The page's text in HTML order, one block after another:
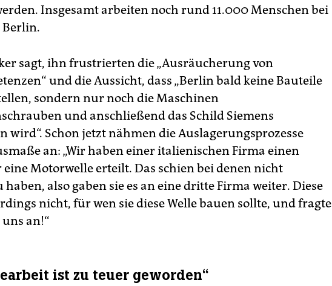
Insgesamt arbeiten noch rund 11.000 Menschen bei
Berlin.
sagt, ihn frustrierten die „Ausräucherung von
und die Aussicht, dass „Berlin bald keine Bauteile
sondern nur noch die Maschinen
und anschließend das Schild Siemens
wird“. Schon jetzt nähmen die Auslagerungsprozesse
an: „Wir haben einer italienischen Firma einen
Motorwelle erteilt. Das schien bei denen nicht
haben, also gaben sie es an eine dritte Firma weiter. Diese
nicht, für wen sie diese Welle bauen sollte, und fragte
an!“
ist zu teuer geworden“